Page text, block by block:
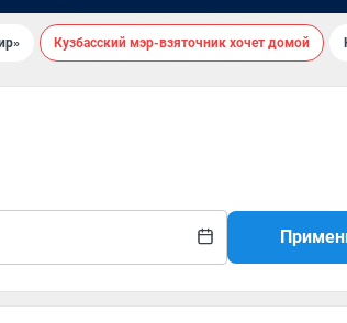
Кузбасский мэр-взяточник хочет домой